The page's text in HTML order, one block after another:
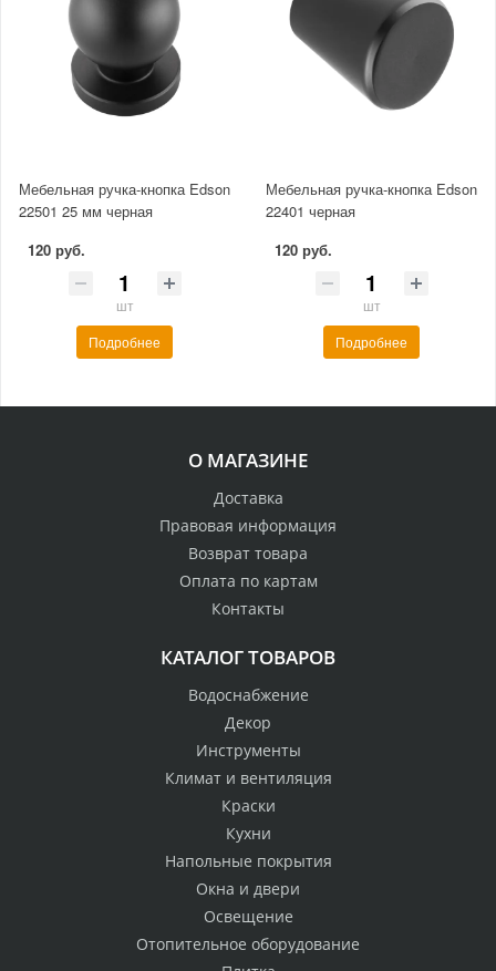
Мебельная ручка-кнопка Edson
22501 25 мм черная
120 руб.
шт
Подробнее
Мебельная ручка-кнопка Edson
22401 черная
120 руб.
шт
Подробнее
О МАГАЗИНЕ
Доставка
Правовая информация
Возврат товара
Оплата по картам
Контакты
КАТАЛОГ ТОВАРОВ
Водоснабжение
Декор
Инструменты
Климат и вентиляция
Краски
Кухни
Напольные покрытия
Окна и двери
Освещение
Отопительное оборудование